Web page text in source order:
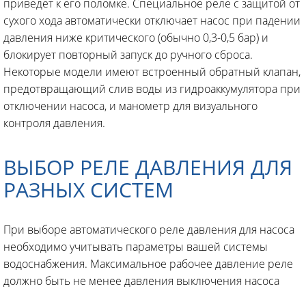
приведет к его поломке. Специальное реле с защитой от
сухого хода автоматически отключает насос при падении
давления ниже критического (обычно 0,3-0,5 бар) и
блокирует повторный запуск до ручного сброса.
Некоторые модели имеют встроенный обратный клапан,
предотвращающий слив воды из гидроаккумулятора при
отключении насоса, и манометр для визуального
контроля давления.
ВЫБОР РЕЛЕ ДАВЛЕНИЯ ДЛЯ
РАЗНЫХ СИСТЕМ
При выборе автоматического реле давления для насоса
необходимо учитывать параметры вашей системы
водоснабжения. Максимальное рабочее давление реле
должно быть не менее давления выключения насоса